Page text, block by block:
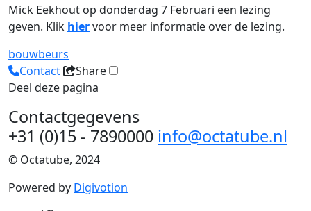
Mick Eekhout op donderdag 7 Februari een lezing
geven. Klik hiervoor meer informatie over de lezing.
bouwbeurs
Contact
Share
Deel deze pagina
Contactgegevens
+31 (0)15 - 7890000 info@octatube.nl
© Octatube, 2024
Powered by Digivotion